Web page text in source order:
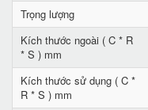
Trọng lượng
Kích thước ngoài ( C * R
* S ) mm
Kích thước sử dụng ( C *
R * S ) mm